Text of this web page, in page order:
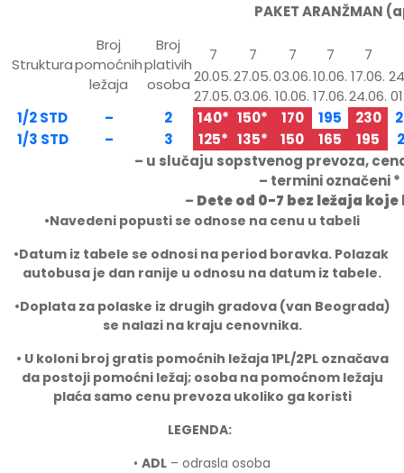
PAKET
Struktura
Broj
pomoćnih
ležaja
Broj
plativih
osoba
7 7 7 7 7
20.05.
27.05.
27.05.
03.06.
03.06.
10.06.
10.06.
17.06.
17.06.
24.06.
1/2 STD
– 2 140* 150* 170 195 230
1/3 STD
– 3 125* 135* 150 165 195
– u slučaju sopstvenog prevoza,
– termini označeni
– Dete od 0-7 bez ležaja
•Navedeni popusti se odnose na cenu u tabeli
•Datum iz tabele se odnosi na period boravka. Polazak
autobusa je dan ranije u odnosu na datum iz tabele.
•Doplata za polaske iz drugih gradova (van Beograda)
se nalazi na kraju cenovnika.
• U koloni broj gratis pomoćnih ležaja 1PL/2PL označava
da postoji pomoćni ležaj; osoba na pomoćnom ležaju
plaća samo cenu prevoza ukoliko ga koristi
LEGENDA:
• ADL – odrasla osoba